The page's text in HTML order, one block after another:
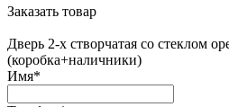
Заказать товар
Дверь 2-х створчатая со стеклом
(коробка+наличники)
Имя*